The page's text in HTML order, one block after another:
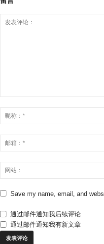
Save my name, email, and
通过邮件通知我后续评论
通过邮件通知我有新文章